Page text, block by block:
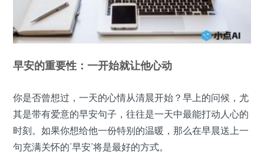
早安的重要性：一开始就让他心动
你是否曾想过，一天的心情从清晨开始？早上的问候，尤
其是带有爱意的早安句子，往往是一天中最能打动人心的
时刻。如果你想给他一份特别的温暖，那么在早晨送上一
句充满关怀的‘早安’将是最好的方式。